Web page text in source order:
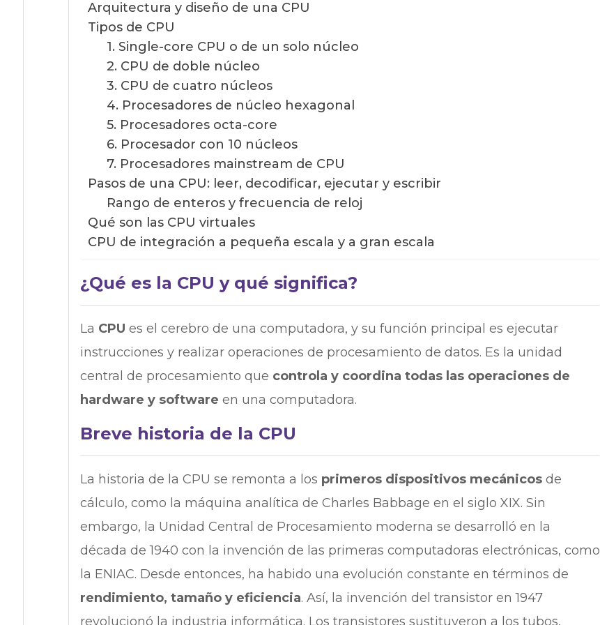
Arquitectura y diseño de una CPU
Tipos de CPU
1. Single-core CPU o de un solo núcleo
2. CPU de doble núcleo
3. CPU de cuatro núcleos
4. Procesadores de núcleo hexagonal
5. Procesadores octa-core
6. Procesador con 10 núcleos
7. Procesadores mainstream de CPU
Pasos de una CPU: leer, decodificar, ejecutar y escribir
Rango de enteros y frecuencia de reloj
Qué son las CPU virtuales
CPU de integración a pequeña escala y a gran escala
¿Qué es la CPU y qué significa?
La CPU es el cerebro de una computadora, y su función principal es ejecutar
instrucciones y realizar operaciones de procesamiento de datos. Es la unidad
central de procesamiento que controla y coordina todas las operaciones de
hardware y software en una computadora.
Breve historia de la CPU
La historia de la CPU se remonta a los primeros dispositivos mecánicos de
cálculo, como la máquina analítica de Charles Babbage en el siglo XIX. Sin
embargo, la Unidad Central de Procesamiento moderna se desarrolló en la
década de 1940 con la invención de las primeras computadoras electrónicas, como
la ENIAC. Desde entonces, ha habido una evolución constante en términos de
rendimiento, tamaño y eficiencia. Así, la invención del transistor en 1947
revolucionó la industria informática. Los transistores sustituyeron a los tubos,